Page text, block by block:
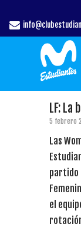
LF:
5 febrero
Las
partido
el